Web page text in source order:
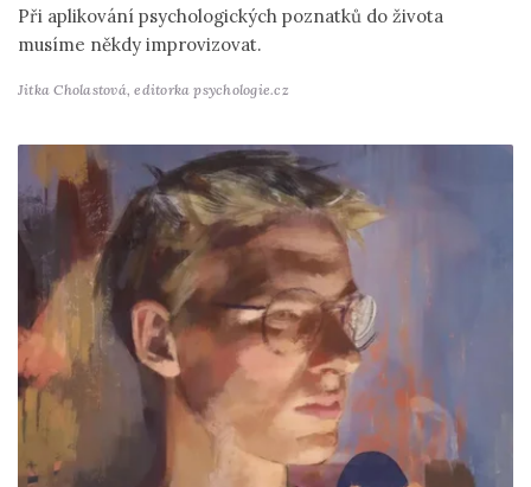
Při aplikování psychologických poznatků do života
musíme někdy improvizovat.
Jitka Cholastová,editorka psychologie.cz